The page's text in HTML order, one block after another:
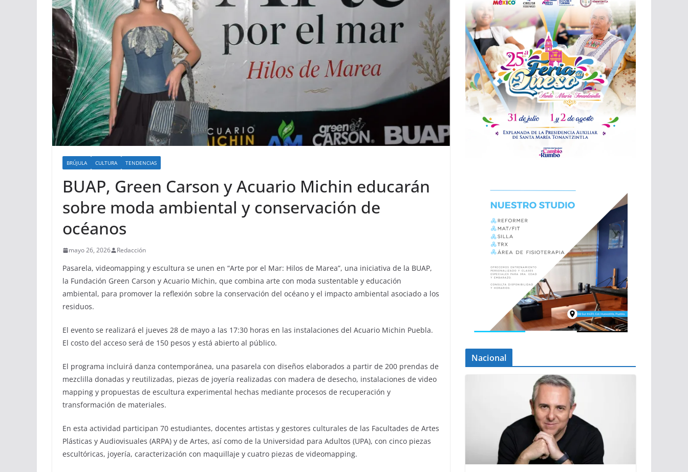
BRÚJULA CULTURA TENDENCIAS
BUAP, Green Carson y Acuario Michin educarán
sobre moda ambiental y conservación de
océanos
mayo 26, 2026 Redacción
Pasarela, videomapping y escultura se unen en “Arte por el Mar: Hilos de Marea”, una iniciativa de la BUAP,
la Fundación Green Carson y Acuario Michin, que combina arte con moda sustentable y educación
ambiental, para promover la reflexión sobre la conservación del océano y el impacto ambiental asociado a los
residuos.
El evento se realizará el jueves 28 de mayo a las 17:30 horas en las instalaciones del Acuario Michin Puebla.
El costo del acceso será de 150 pesos y está abierto al público.
El programa incluirá danza contemporánea, una pasarela con diseños elaborados a partir de 200 prendas de
mezclilla donadas y reutilizadas, piezas de joyería realizadas con madera de desecho, instalaciones de video
mapping y propuestas de escultura experimental hechas mediante procesos de recuperación y
transformación de materiales.
En esta actividad participan 70 estudiantes, docentes artistas y gestores culturales de las Facultades de Artes
Plásticas y Audiovisuales (ARPA) y de Artes, así como de la Universidad para Adultos (UPA), con cinco piezas
escultóricas, joyería, caracterización con maquillaje y cuatro piezas de videomapping.
Nacional